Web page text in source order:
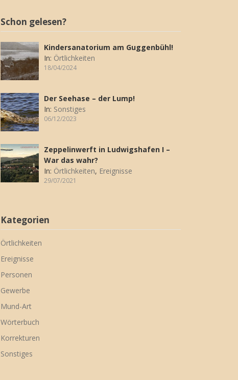
Schon gelesen?
Kindersanatorium am Guggenbühl!
In: Örtlichkeiten
18/04/2024
Der Seehase – der Lump!
In: Sonstiges
06/12/2023
Zeppelinwerft in Ludwigshafen I –
War das wahr?
In: Örtlichkeiten, Ereignisse
29/07/2021
Kategorien
Örtlichkeiten
Ereignisse
Personen
Gewerbe
Mund-Art
Wörterbuch
Korrekturen
Sonstiges